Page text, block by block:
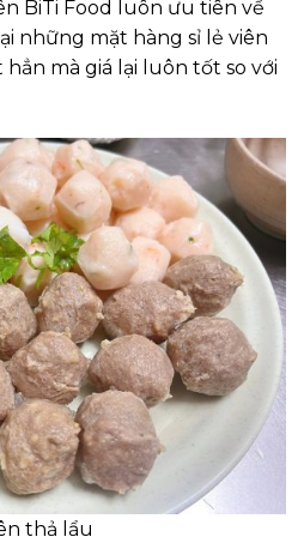
BiTi Food luôn ưu tiên về
những mặt hàng sỉ lẻ viên
mà giá lại luôn tốt so với
thả lẩu